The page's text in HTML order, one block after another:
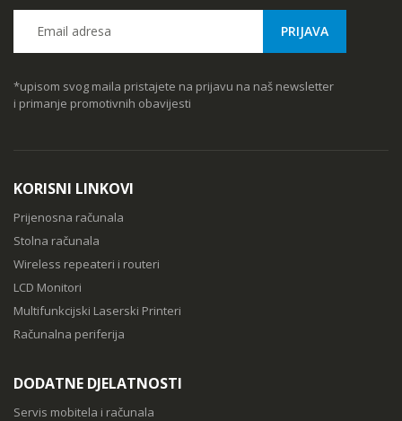
*upisom svog maila pristajete na prijavu na naš newsletter
i primanje promotivnih obavijesti
KORISNI LINKOVI
Prijenosna računala
Stolna računala
Wireless repeateri i routeri
LCD Monitori
Multifunkcijski Laserski Printeri
Računalna periferija
DODATNE DJELATNOSTI
Servis mobitela i računala